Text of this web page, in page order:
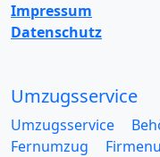
Impressum
Datenschutz
Umzugsservice
Umzugsservice
Fernumzug